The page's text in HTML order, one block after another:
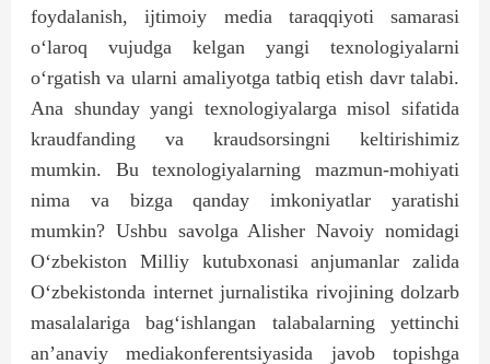
foydalanish, ijtimoiy media taraqqiyoti samarasi
o‘laroq vujudga kelgan yangi texnologiyalarni
o‘rgatish va ularni amaliyotga tatbiq etish davr talabi.
Ana shunday yangi texnologiyalarga misol sifatida
kraudfanding va kraudsorsingni keltirishimiz
mumkin. Bu texnologiyalarning mazmun-mohiyati
nima va bizga qanday imkoniyatlar yaratishi
mumkin? Ushbu savolga Alisher Navoiy nomidagi
O‘zbekiston Milliy kutubxonasi anjumanlar zalida
O‘zbekistonda internet jurnalistika rivojining dolzarb
masalalariga bag‘ishlangan talabalarning yettinchi
an’anaviy mediakonferentsiyasida javob topishga